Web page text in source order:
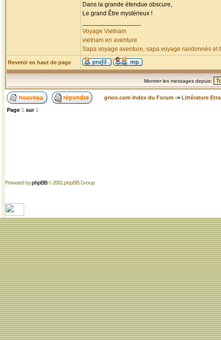
Dans la grande étendue obscure,
Le grand Être mystérieux !
Voyage Vietnam
vietnam en aventure
Sapa voyage aventure, sapa voyage randonnés et
Revenir en haut de page
Montrer les messages depuis:
grioo.com Index du Forum -> Littérature
Page 1 sur1
Powered byphpBB© 2001 phpBB Group